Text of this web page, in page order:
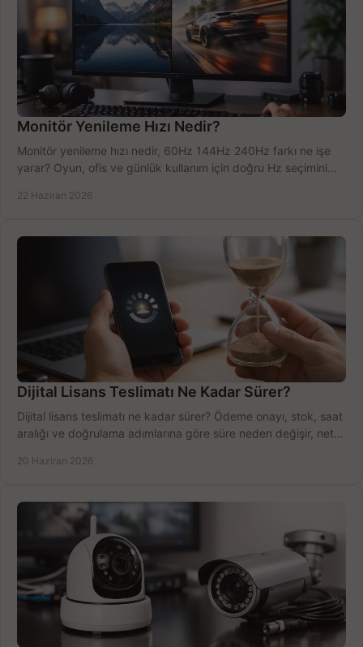
Monitör Yenileme Hızı Nedir?
Monitör yenileme hızı nedir, 60Hz 144Hz 240Hz farkı ne işe
yarar? Oyun, ofis ve günlük kullanım için doğru Hz seçimini
22 Haziran 2026
Dijital Lisans Teslimatı Ne Kadar Sürer?
Dijital lisans teslimatı ne kadar sürer? Ödeme onayı, stok, saat
aralığı ve doğrulama adımlarına göre süre neden değişir, net
20 Haziran 2026